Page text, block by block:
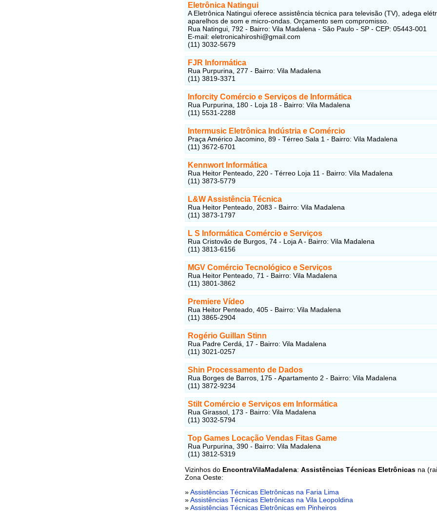
Eletrônica Natingui
A Eletrônica Natingui oferece assistência técnica para televisão (TV), adega
aparelhos de som e micro-ondas. Orçamento sem compromisso.
Rua Natingui, 792 - Bairro: Vila Madalena - São Paulo - SP - CEP: 05443-001
E-mail: eletronicahiroshi@gmail.com
(11) 3032-5679
FJR Informática
Rua Purpurina, 277 - Bairro: Vila Madalena
(11) 3819-3371
Inforcity Comércio e Serviços de Informática
Rua Purpurina, 180 - Loja 18 - Bairro: Vila Madalena
(11) 5531-2288
Intermusic Eletrônica Indústria e Comércio
Praça Américo Jacomino, 89 - Térreo Sala 1 - Bairro: Vila Madalena
(11) 3672-6701
Kennwort Informática
Rua Heitor Penteado, 220 - Térreo Loja 11 - Bairro: Vila Madalena
(11) 3873-5779
L&W Assistência Técnica
Rua Heitor Penteado, 2083 - Bairro: Vila Madalena
(11) 3873-1797
L S Informática Comércio e Serviços
Rua Cristovão de Burgos, 74 - Loja A - Bairro: Vila Madalena
(11) 3813-6156
MGV Comércio Tecnológico e Serviços
Rua Heitor Penteado, 71 - Bairro: Vila Madalena
(11) 3801-3862
Premiere Vídeo
Rua Heitor Penteado, 405 - Bairro: Vila Madalena
(11) 3865-2904
Rogério Guillan Stinn
Rua Padre Cerdá, 17 - Bairro: Vila Madalena
(11) 3021-0257
Shin Processamento de Dados
Rua Borges de Barros, 175 - Apartamento 2 - Bairro: Vila Madalena
(11) 3872-9234
Stilt Comércio e Serviços em Informática
Rua Girassol, 173 - Bairro: Vila Madalena
(11) 3032-5794
Top Games Locação Vendas Fitas Game
Rua Purpurina, 390 - Bairro: Vila Madalena
(11) 3812-5319
Vizinhos do EncontraVilaMadalena: Assistências Técnicas Eletrônicas na
Zona Oeste:
»Assistências Técnicas Eletrônicas na Faria Lima
»Assistências Técnicas Eletrônicas na Vila Leopoldina
»Assistências Técnicas Eletrônicas em Pinheiros